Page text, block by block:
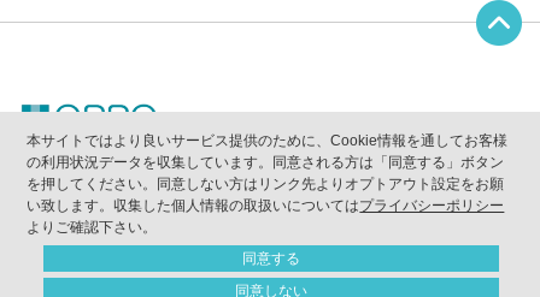
本サイトではより良いサービス提供のために、Cookie情報を通してお客様
の利用状況データを収集しています。同意される方は「同意する」ボタン
を押してください。同意しない方はリンク先よりオプトアウト設定をお願
い致します。収集した個人情報の取扱いについてはプライバシーポリシー
よりご確認下さい。
同意する
同意しない
当ウェブサイトに掲載されている写真、画像、テキスト等の無断使用及び複写を禁止しま
す。
｢OPPO｣は(株)テラモトが所有する登録商標です。
｢quack｣｢クァック｣は(株)テラモトが所有する登録商標です。
Copyright（C）2011-2026 OPPO All Rights Reserved